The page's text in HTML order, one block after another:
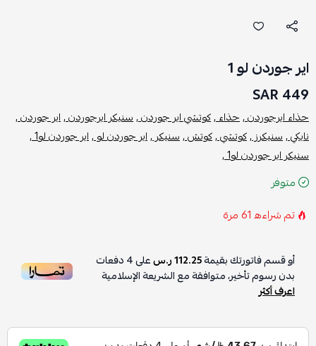
اير جوردن لو 1
449 SAR
حذاء ايرجوردن ,حذاء ,كوتشي اير جوردن ,سنيكر ايرجوردن ,اير جوردن ,
نايكي ,سنيكرز ,كوتشي ,كوتش ,سنيكر ,اير جوردن لو ,اير جوردن لو1 ,
سنيكر اير جوردن لو1 ,
متوفر
تم شراءه61مرة
أو قسم فاتورتك بقيمة112.25 ر.س على4دفعات
بدون رسوم تأخير، متوافقة مع الشريعة الإسلامية
اعرف أكثر